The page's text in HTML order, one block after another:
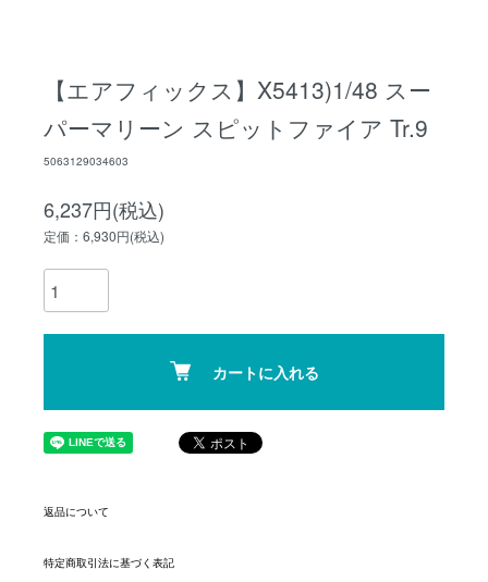
【エアフィックス】X5413)1/48 スー
パーマリーン スピットファイア Tr.9
5063129034603
6,237円(税込)
定価：6,930円(税込)
カートに入れる
返品について
特定商取引法に基づく表記